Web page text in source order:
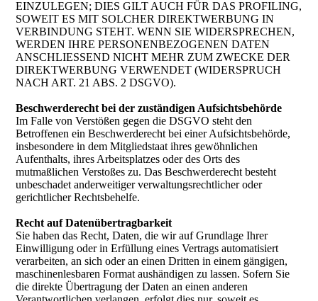
EINZULEGEN; DIES GILT AUCH FÜR DAS PROFILING,
SOWEIT ES MIT SOLCHER DIREKTWERBUNG IN
VERBINDUNG STEHT. WENN SIE WIDERSPRECHEN,
WERDEN IHRE PERSONENBEZOGENEN DATEN
ANSCHLIESSEND NICHT MEHR ZUM ZWECKE DER
DIREKTWERBUNG VERWENDET (WIDERSPRUCH
NACH ART. 21 ABS. 2 DSGVO).
Beschwerderecht bei der zuständigen Aufsichtsbehörde
Im Falle von Verstößen gegen die DSGVO steht den
Betroffenen ein Beschwerderecht bei einer Aufsichtsbehörde,
insbesondere in dem Mitgliedstaat ihres gewöhnlichen
Aufenthalts, ihres Arbeitsplatzes oder des Orts des
mutmaßlichen Verstoßes zu. Das Beschwerderecht besteht
unbeschadet anderweitiger verwaltungsrechtlicher oder
gerichtlicher Rechtsbehelfe.
Recht auf Datenübertragbarkeit
Sie haben das Recht, Daten, die wir auf Grundlage Ihrer
Einwilligung oder in Erfüllung eines Vertrags automatisiert
verarbeiten, an sich oder an einen Dritten in einem gängigen,
maschinenlesbaren Format aushändigen zu lassen. Sofern Sie
die direkte Übertragung der Daten an einen anderen